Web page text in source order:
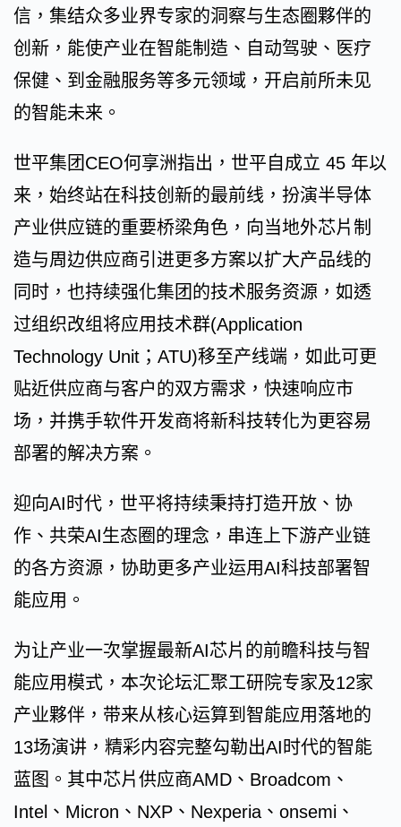
信，集结众多业界专家的洞察与生态圈夥伴的
创新，能使产业在智能制造、自动驾驶、医疗
保健、到金融服务等多元领域，开启前所未见
的智能未来。
世平集团CEO何享洲指出，世平自成立 45 年以
来，始终站在科技创新的最前线，扮演半导体
产业供应链的重要桥梁角色，向当地外芯片制
造与周边供应商引进更多方案以扩大产品线的
同时，也持续强化集团的技术服务资源，如透
过组织改组将应用技术群(Application
Technology Unit；ATU)移至产线端，如此可更
贴近供应商与客户的双方需求，快速响应市
场，并携手软件开发商将新科技转化为更容易
部署的解决方案。
迎向AI时代，世平将持续秉持打造开放、协
作、共荣AI生态圈的理念，串连上下游产业链
的各方资源，协助更多产业运用AI科技部署智
能应用。
为让产业一次掌握最新AI芯片的前瞻科技与智
能应用模式，本次论坛汇聚工研院专家及12家
产业夥伴，带来从核心运算到智能应用落地的
13场演讲，精彩内容完整勾勒出AI时代的智能
蓝图。其中芯片供应商AMD、Broadcom、
Intel、Micron、NXP、Nexperia、onsemi、